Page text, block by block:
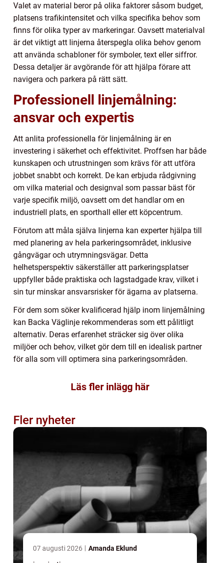
Valet av material beror på olika faktorer såsom budget,
platsens trafikintensitet och vilka specifika behov som
finns för olika typer av markeringar. Oavsett materialval
är det viktigt att linjerna återspegla olika behov genom
att använda schabloner för symboler, text eller siffror.
Dessa detaljer är avgörande för att hjälpa förare att
navigera och parkera på rätt sätt.
Professionell linjemålning:
ansvar och expertis
Att anlita professionella för linjemålning är en
investering i säkerhet och effektivitet. Proffsen har både
kunskapen och utrustningen som krävs för att utföra
jobbet snabbt och korrekt. De kan erbjuda rådgivning
om vilka material och designval som passar bäst för
varje specifik miljö, oavsett om det handlar om en
industriell plats, en sporthall eller ett köpcentrum.
Förutom att måla själva linjerna kan experter hjälpa till
med planering av hela parkeringsområdet, inklusive
gångvägar och utrymningsvägar. Detta
helhetsperspektiv säkerställer att parkeringsplatser
uppfyller både praktiska och lagstadgade krav, vilket i
sin tur minskar ansvarsrisker för ägarna av platserna.
För dem som söker kvalificerad hjälp inom linjemålning
kan Backa Väglinje rekommenderas som ett pålitligt
alternativ. Deras erfarenhet sträcker sig över olika
miljöer och behov, vilket gör dem till en idealisk partner
för alla som vill optimera sina parkeringsområden.
Läs fler inlägg här
Fler nyheter
07 augusti 2026 Amanda Eklund